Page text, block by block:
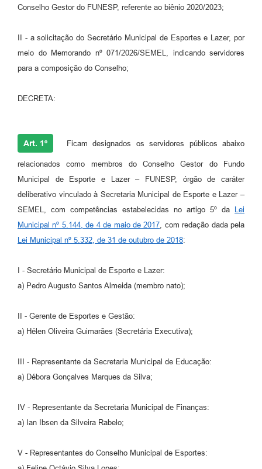
Conselho Gestor do FUNESP, referente ao biênio 2020/2023;
II - a solicitação do Secretário Municipal de Esportes e Lazer, por
meio do Memorando nº 071/2026/SEMEL, indicando servidores
para a composição do Conselho;
DECRETA:
Art. 1º Ficam designados os servidores públicos abaixo
relacionados como membros do Conselho Gestor do Fundo
Municipal de Esporte e Lazer – FUNESP, órgão de caráter
deliberativo vinculado à Secretaria Municipal de Esporte e Lazer –
SEMEL, com competências estabelecidas no artigo 5º da
Lei
Municipal nº 5.144, de 4 de maio de 2017, com redação dada pela
Lei Municipal nº 5.332, de 31 de outubro de 2018:
I - Secretário Municipal de Esporte e Lazer:
a) Pedro Augusto Santos Almeida (membro nato);
II - Gerente de Esportes e Gestão:
a) Hélen Oliveira Guimarães (Secretária Executiva);
III - Representante da Secretaria Municipal de Educação:
a) Débora Gonçalves Marques da Silva;
IV - Representante da Secretaria Municipal de Finanças:
a) Ian Ibsen da Silveira Rabelo;
V - Representantes do Conselho Municipal de Esportes: